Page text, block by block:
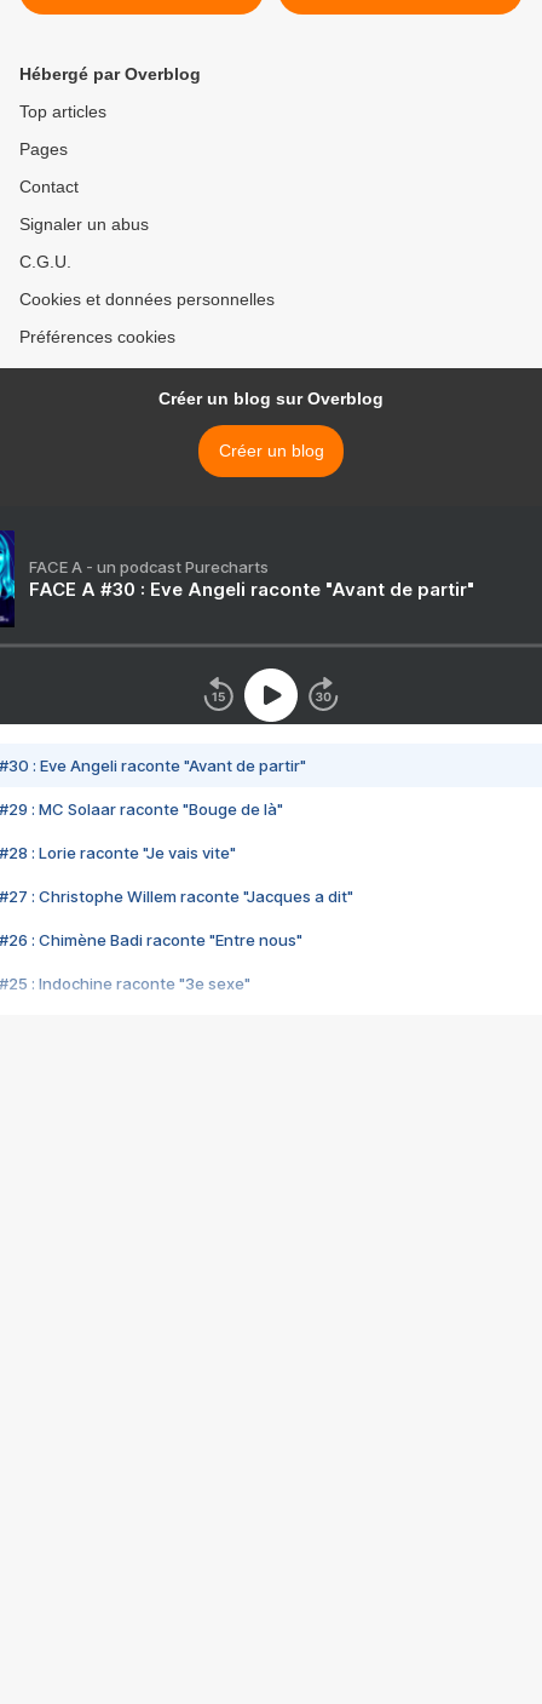
s’amplifie et s’auto-organise
Hébergé par Overblog
Top articles
Pages
Contact
Signaler un abus
C.G.U.
Cookies et données personnelles
Préférences cookies
Créer un blog sur Overblog
Créer un blog
FACE A - un podcast Purecharts
FACE A #30 : Eve Angeli raconte "Avant de partir"
#30 : Eve Angeli raconte "Avant de partir"
#29 : MC Solaar raconte "Bouge de là"
#28 : Lorie raconte "Je vais vite"
#27 : Christophe Willem raconte "Jacques a dit"
#26 : Chimène Badi raconte "Entre nous"
#25 : Indochine raconte "3e sexe"